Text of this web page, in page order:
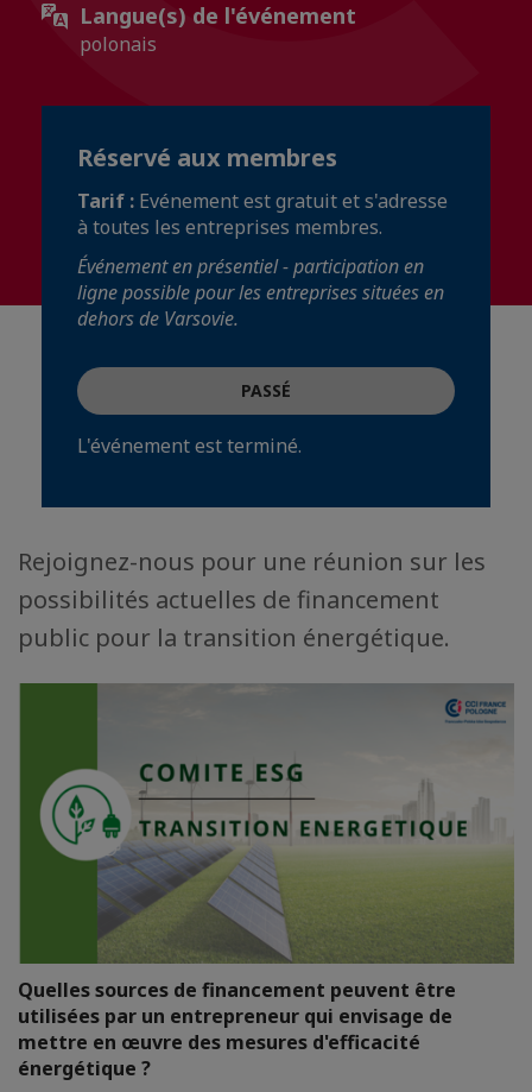
Langue(s) de l'événement
polonais
Réservé aux membres
Tarif : Evénement est gratuit et s'adresse
à toutes les entreprises membres.
Événement en présentiel - participation en
ligne possible pour les entreprises situées en
dehors de Varsovie.
PASSÉ
L'événement est terminé.
Rejoignez-nous pour une réunion sur les
possibilités actuelles de financement
public pour la transition énergétique.
Quelles sources de financement peuvent être
utilisées par un entrepreneur qui envisage de
mettre en œuvre des mesures d'efficacité
énergétique ?